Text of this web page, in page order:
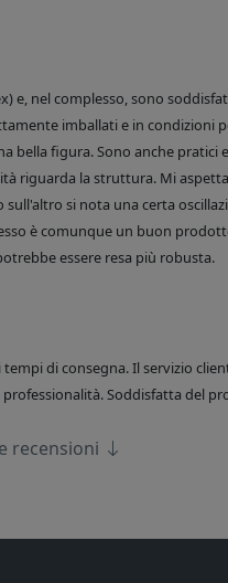
e, nel complesso, sono
imballati e in condizioni
bella figura. Sono anche pratici
riguarda la struttura. Mi
si nota una certa
è comunque un buon
essere resa più robusta.
di consegna. Il servizio
Soddisfatta del
recensioni